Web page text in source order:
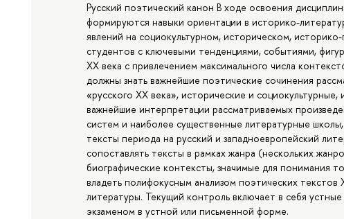
Русский поэтический канон В ходе освоения
формируются навыки ориентации в историко-
явлений на социокультурном, историческом,
студентов с ключевыми тенденциями, событиями,
XX века с привлечением максимального числа
должны знать важнейшие поэтические сочинения
«русского XX века», исторические и
важнейшие интерпретации рассматриваемых
систем и наиболее существенные литературные
тексты периода на русский и западноевропейский
сопоставлять тексты в рамках жанра (нескольких
биографические контексты, значимые для понимания
владеть полифокусным анализом поэтических
литературы. Текущий контроль включает в себя
экзаменом в устной или письменной форме.